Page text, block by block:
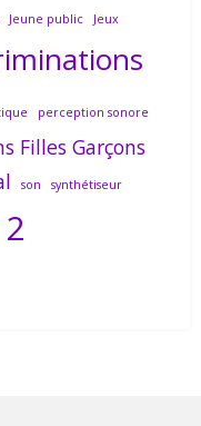
Jeune public Jeux
perception sonore
Filles Garçons
son synthétiseur